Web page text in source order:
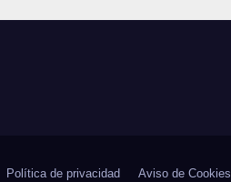
Política de privacidad Aviso de Cookies